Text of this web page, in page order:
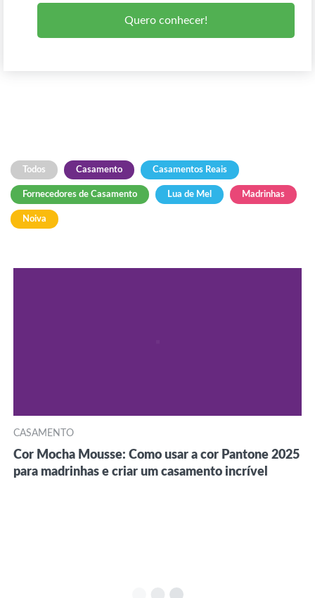
Quero conhecer!
Todos Casamento Casamentos Reais
Fornecedores de Casamento Lua de Mel Madrinhas
Noiva
CASAMENTO
Cor Mocha Mousse: Como usar a cor Pantone 2025
para madrinhas e criar um casamento incrível